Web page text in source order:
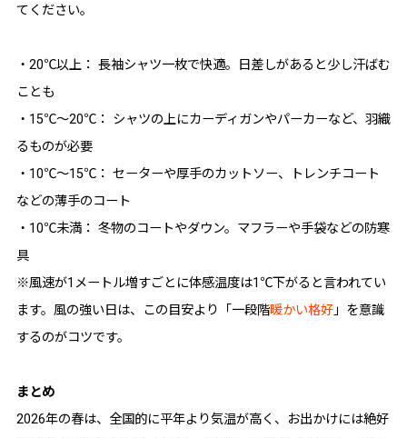
てください。
・20℃以上： 長袖シャツ一枚で快適。日差しがあると少し汗ばむ
ことも
・15℃〜20℃： シャツの上にカーディガンやパーカーなど、羽織
るものが必要
・10℃〜15℃： セーターや厚手のカットソー、トレンチコート
などの薄手のコート
・10℃未満： 冬物のコートやダウン。マフラーや手袋などの防寒
具
※風速が1メートル増すごとに体感温度は1℃下がると言われてい
ます。風の強い日は、この目安より「一段階暖かい格好」を意識
するのがコツです。
まとめ
2026年の春は、全国的に平年より気温が高く、お出かけには絶好